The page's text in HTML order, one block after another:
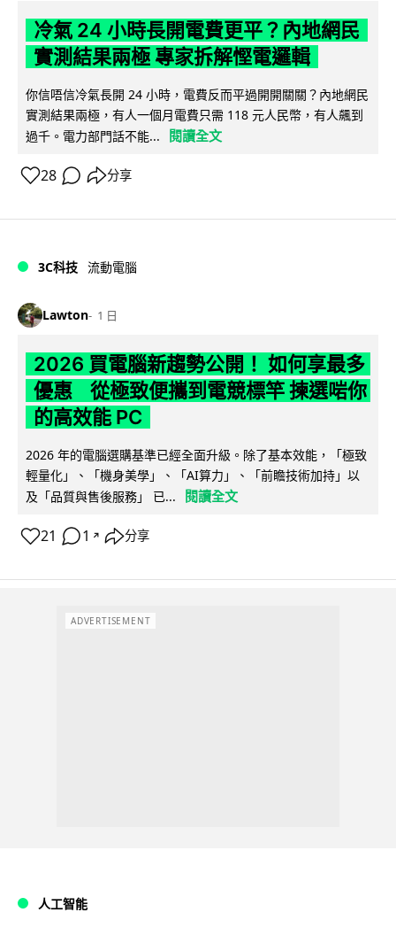
冷氣 24 小時長開電費更平？內地網民
實測結果兩極 專家拆解慳電邏輯
你信唔信冷氣長開 24 小時，電費反而平過開開關關？內地網民
實測結果兩極，有人一個月電費只需 118 元人民幣，有人飆到
過千。電力部門話不能...
閱讀全文
28 分享
3C科技 流動電腦
Lawton 1 日
2026 買電腦新趨勢公開！ 如何享最多
優惠 從極致便攜到電競標竿 揀選啱你
的高效能 PC
2026 年的電腦選購基準已經全面升級。除了基本效能，「極致
輕量化」、「機身美學」、「AI算力」、「前瞻技術加持」以
及「品質與售後服務」 已...
閱讀全文
21 1 ↗ 分享
ADVERTISEMENT
人工智能